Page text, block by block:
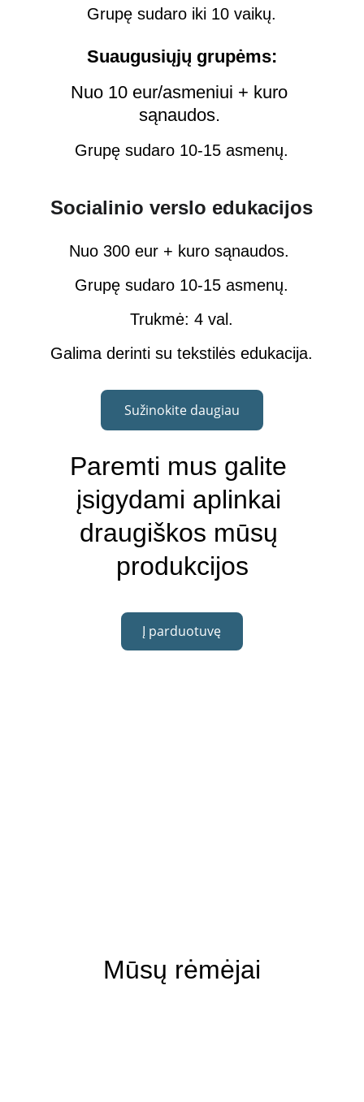
Sužinokite daugiau
Socialinio verslo edukacijos
Grupę sudaro iki 10 vaikų.
Suaugusiųjų grupėms:
Nuo 10 eur/asmeniui + kuro
sąnaudos.
Grupę sudaro 10-15 asmenų.
Nuo 300 eur + kuro sąnaudos.
Grupę sudaro 10-15 asmenų.
Trukmė: 4 val.
Galima derinti su tekstilės edukacija.
Paremti mus galite
įsigydami aplinkai
draugiškos mūsų
produkcijos
Į parduotuvę
Mūsų rėmėjai